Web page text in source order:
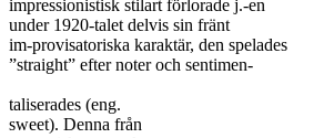
impressionistisk stilart förlorade j.-en
under 1920-talet delvis sin fränt
im-provisatoriska karaktär, den spelades
”straight” efter noter och sentimen-
taliserades (eng.
sweet). Denna från